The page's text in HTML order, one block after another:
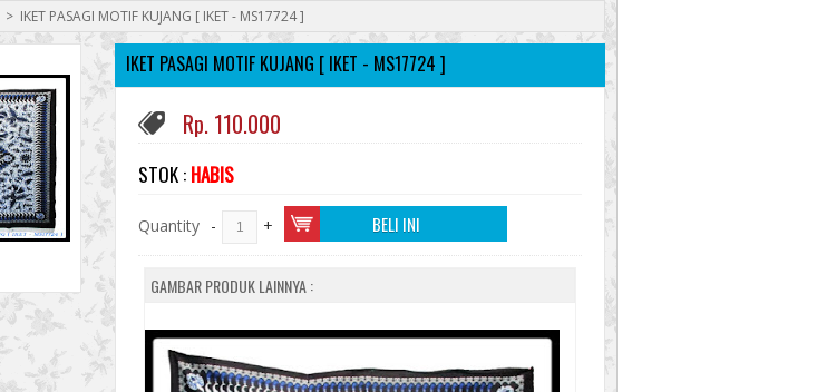
> IKET PASAGI MOTIF KUJANG [ IKET - MS17724 ]
IKET PASAGI MOTIF KUJANG [ IKET - MS17724 ]
Rp. 110.000
STOK : HABIS
Quantity - + BELI INI
GAMBAR PRODUK LAINNYA :